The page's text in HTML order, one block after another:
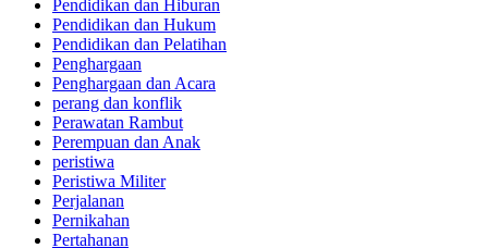
Pendidikan dan Hiburan
Pendidikan dan Hukum
Pendidikan dan Pelatihan
Penghargaan
Penghargaan dan Acara
perang dan konflik
Perawatan Rambut
Perempuan dan Anak
peristiwa
Peristiwa Militer
Perjalanan
Pernikahan
Pertahanan